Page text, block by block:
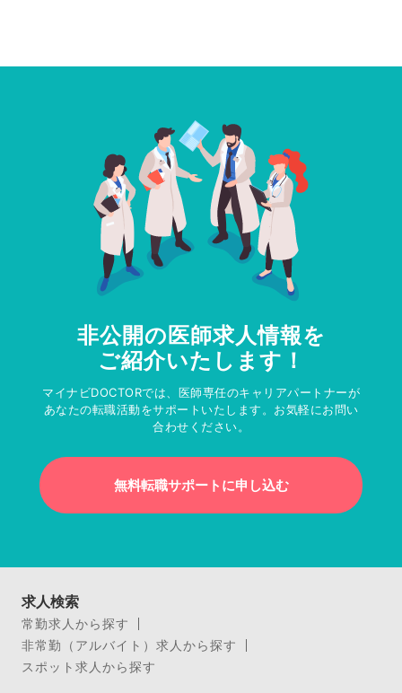
非公開の医師求人情報を
ご紹介いたします！
マイナビDOCTORでは、医師専任のキャリアパートナーが
あなたの転職活動をサポートいたします。お気軽にお問い
合わせください。
無料転職サポートに申し込む
求人検索
常勤求人から探す
非常勤（アルバイト）求人から探す
スポット求人から探す